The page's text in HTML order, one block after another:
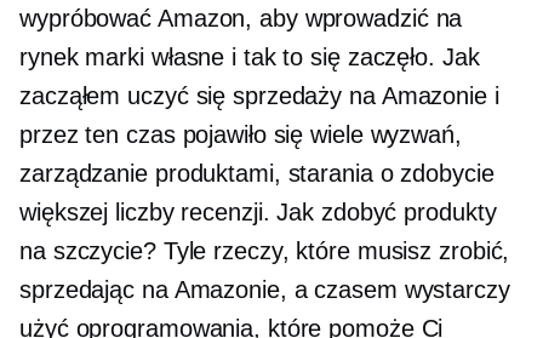
wypróbować Amazon, aby wprowadzić na
rynek marki własne i tak to się zaczęło. Jak
zacząłem uczyć się sprzedaży na Amazonie i
przez ten czas pojawiło się wiele wyzwań,
zarządzanie produktami, starania o zdobycie
większej liczby recenzji. Jak zdobyć produkty
na szczycie? Tyle rzeczy, które musisz zrobić,
sprzedając na Amazonie, a czasem wystarczy
użyć oprogramowania, które pomoże Ci